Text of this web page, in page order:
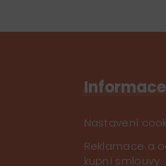
Informace
Nastavení
Reklamace a
kupní smlouvy